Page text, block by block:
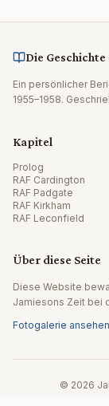
Die
Ein persönlicher
1955–1958.
Kapitel
Prolog
RAF Cardington
RAF Padgate
RAF Kirkham
RAF Leconfield
Über diese Seite
Diese Website
Jamiesons Zeit bei
Fotogalerie
© 2026